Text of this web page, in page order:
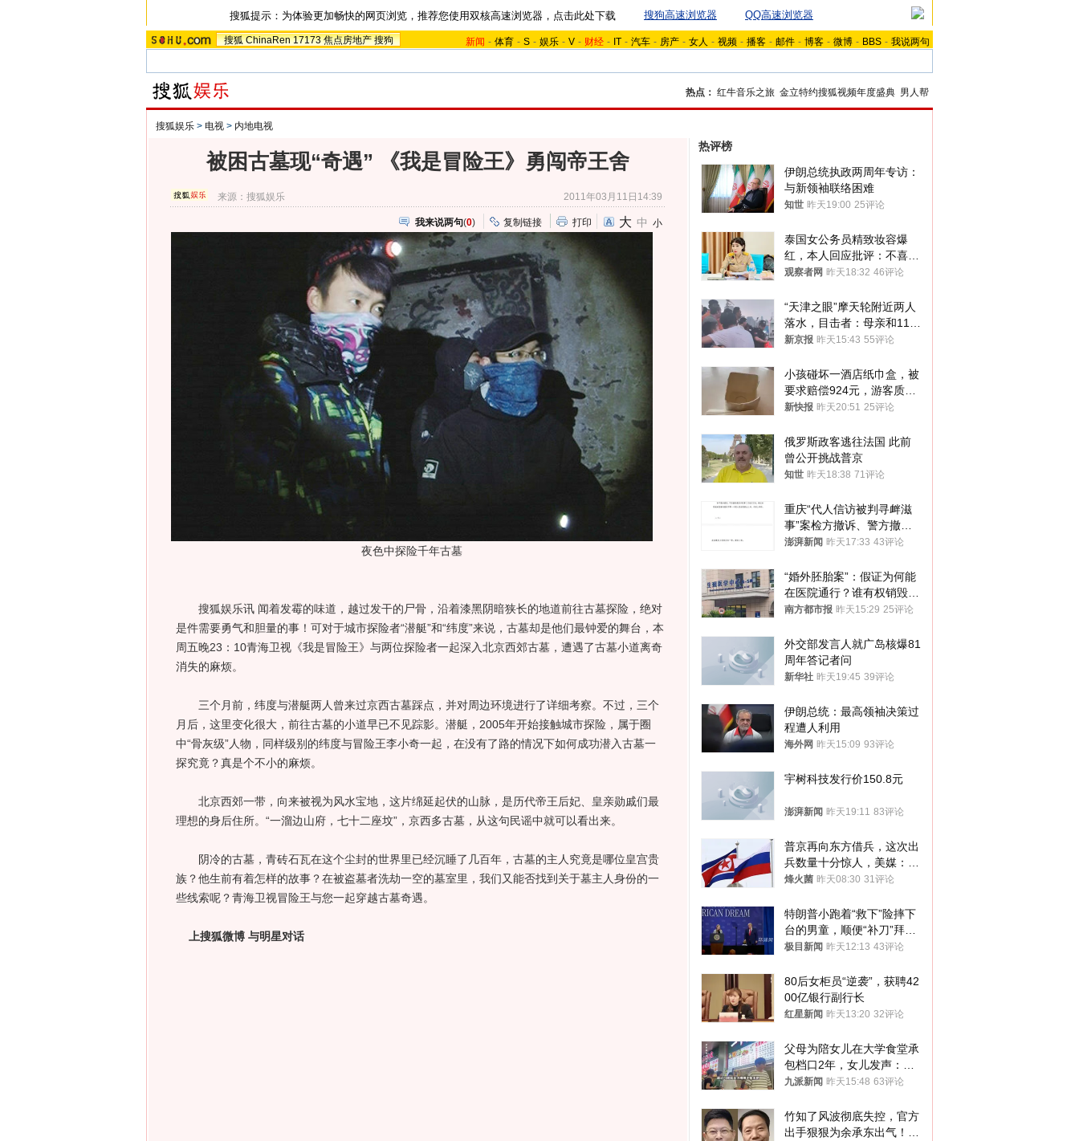
搜狐提示：为体验更加畅快的网页浏览，推荐您使用双核高速浏览器，点击此处下载 搜狗高速浏览器 QQ高速浏览器
搜狐 ChinaRen 17173 焦点房地产 搜狗 新闻 - 体育 - S - 娱乐 - V - 财经 - IT - 汽车 - 房产 - 女人 - 视频 - 播客 - 邮件 - 博客 - 微博 - BBS - 我说两句
热点： 红牛音乐之旅 金立特约搜狐视频年度盛典 男人帮
搜狐娱乐 > 电视 > 内地电视
被困古墓现“奇遇” 《我是冒险王》勇闯帝王舍
来源：搜狐娱乐 2011年03月11日14:39
我来说两句(0) 复制链接 打印 大 中 小
夜色中探险千年古墓
搜狐娱乐讯 闻着发霉的味道，越过发干的尸骨，沿着漆黑阴暗狭长的地道前往古墓探险，绝对
是件需要勇气和胆量的事！可对于城市探险者“潜艇”和“纬度”来说，古墓却是他们最钟爱的舞台，本
周五晚23：10青海卫视《我是冒险王》与两位探险者一起深入北京西郊古墓，遭遇了古墓小道离奇
消失的麻烦。
三个月前，纬度与潜艇两人曾来过京西古墓踩点，并对周边环境进行了详细考察。不过，三个
月后，这里变化很大，前往古墓的小道早已不见踪影。潜艇，2005年开始接触城市探险，属于圈
中“骨灰级”人物，同样级别的纬度与冒险王李小奇一起，在没有了路的情况下如何成功潜入古墓一
探究竟？真是个不小的麻烦。
北京西郊一带，向来被视为风水宝地，这片绵延起伏的山脉，是历代帝王后妃、皇亲勋戚们最
理想的身后住所。“一溜边山府，七十二座坟”，京西多古墓，从这句民谣中就可以看出来。
阴冷的古墓，青砖石瓦在这个尘封的世界里已经沉睡了几百年，古墓的主人究竟是哪位皇宫贵
族？他生前有着怎样的故事？在被盗墓者洗劫一空的墓室里，我们又能否找到关于墓主人身份的一
些线索呢？青海卫视冒险王与您一起穿越古墓奇遇。
上搜狐微博 与明星对话
热评榜
伊朗总统执政两周年专访：
与新领袖联络困难
知世 昨天19:00 25评论
泰国女公务员精致妆容爆
红，本人回应批评：不喜欢
就别看
观察者网 昨天18:32 46评论
“天津之眼”摩天轮附近两人
落水，目击者：母亲和11岁
儿子先后被打捞上岸
新京报 昨天15:43 55评论
小孩碰坏一酒店纸巾盒，被
要求赔偿924元，游客质疑
酒店房客物品超高标价，市
新快报 昨天20:51 25评论
俄罗斯政客逃往法国 此前
曾公开挑战普京
知世 昨天18:38 71评论
重庆“代人信访被判寻衅滋
事”案检方撤诉、警方撤
案，两被告人获国赔
澎湃新闻 昨天17:33 43评论
“婚外胚胎案”：假证为何能
在医院通行？谁有权销毁胚
胎？
南方都市报 昨天15:29 25评论
外交部发言人就广岛核爆81
周年答记者问
新华社 昨天19:45 39评论
伊朗总统：最高领袖决策过
程遭人利用
海外网 昨天15:09 93评论
宇树科技发行价150.8元
澎湃新闻 昨天19:11 83评论
普京再向东方借兵，这次出
兵数量十分惊人，美媒：俄
朝要动真格？
烽火菌 昨天08:30 31评论
特朗普小跑着“救下”险摔下
台的男童，顺便“补刀”拜
登：“我可不想他像拜登一
极目新闻 昨天12:13 43评论
80后女柜员“逆袭”，获聘42
00亿银行副行长
红星新闻 昨天13:20 32评论
父母为陪女儿在大学食堂承
包档口2年，女儿发声：初
衷是为了陪伴，毕业后将不
九派新闻 昨天15:48 63评论
竹知了风波彻底失控，官方
出手狠狠为余承东出气！雷